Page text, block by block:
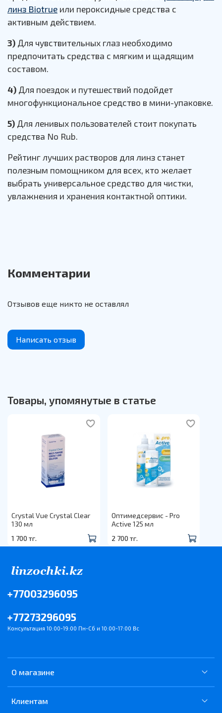
линз Biotrue или пероксидные средства с
активным действием.
3) Для чувствительных глаз необходимо
предпочитать средства с мягким и щадящим
составом.
4) Для поездок и путешествий подойдет
многофункциональное средство в мини-упаковке.
5) Для ленивых пользователей стоит покупать
средства No Rub.
Рейтинг лучших растворов для линз станет
полезным помощником для всех, кто желает
выбрать универсальное средство для чистки,
увлажнения и хранения контактной оптики.
Комментарии
Отзывов еще никто не оставлял
Написать отзыв
Товары, упомянутые в статье
Crystal Vue Crystal Clear
130 мл
1 700 тг.
Оптимедсервис - Pro
Active 125 мл
2 700 тг.
О магазине
Клиентам
+77003296095
+77273296095
Консультация 10:00-19:00 Пн-Сб и 10:00-17:00 Вс